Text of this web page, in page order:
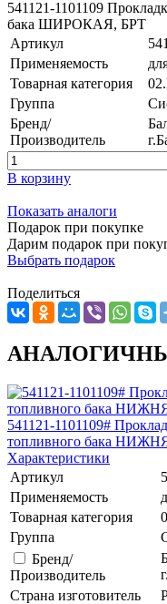
541121-1101109
бака ШИРОКАЯ, БРТ
Артикул
Применяемость
Товарная категория
Группа
Бренд/
Производитель
В корзину
Показать аналоги
Подарок при покупке
Дарим подарок при
Выбрать подарок
Поделиться
541121-1101109#
топливного бака
Характеристики
Артикул
Применяемость
Товарная категория
Группа
Бренд/
Производитель
Страна изготовитель